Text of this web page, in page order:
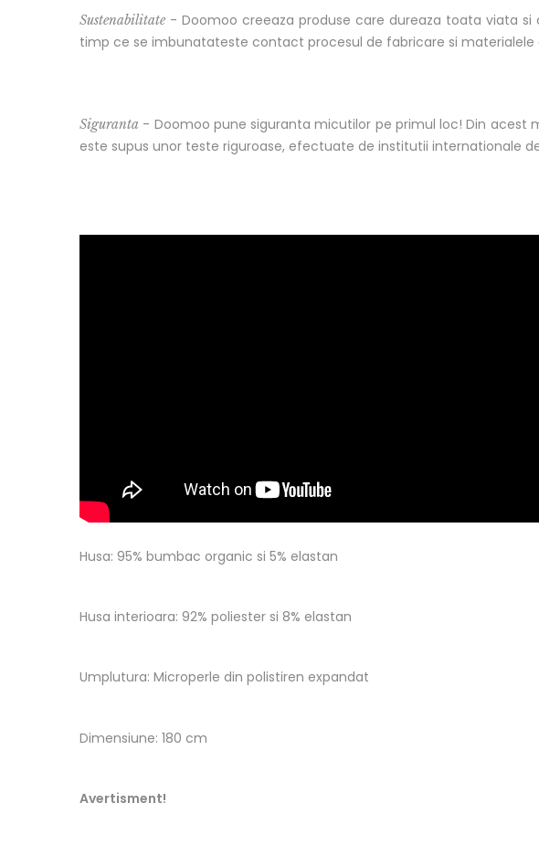
Sustenabilitate - Doomoo creeaza produse care dureaza toata viata
timp ce se imbunatateste contact procesul de fabricare si
Siguranta - Doomoo pune siguranta micutilor pe primul loc! Din acest
este supus unor teste riguroase, efectuate de institutii internationale
Husa: 95% bumbac organic si 5% elastan
Husa interioara: 92% poliester si 8% elastan
Umplutura: Microperle din polistiren expandat
Dimensiune: 180 cm
Avertisment!